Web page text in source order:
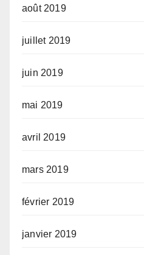
août 2019
juillet 2019
juin 2019
mai 2019
avril 2019
mars 2019
février 2019
janvier 2019